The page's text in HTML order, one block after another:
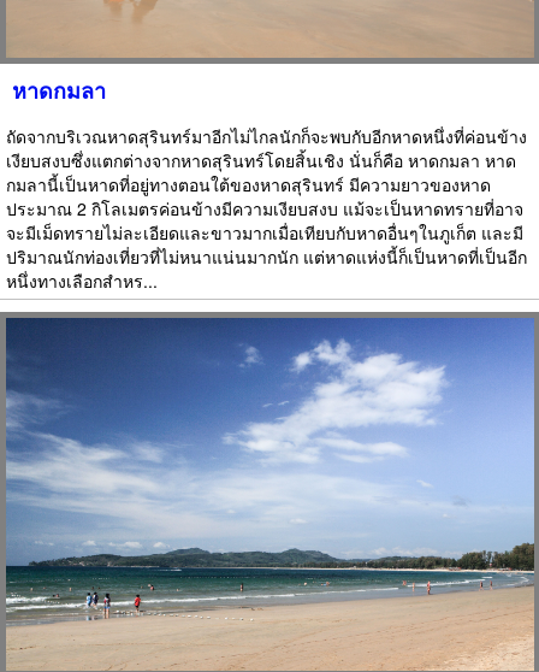
หาดกมลา
ถัดจากบริเวณหาดสุรินทร์มาอีกไม่ไกลนักก็จะพบกับอีกหาดหนึ่งที่ค่อนข้าง
เงียบสงบซึ่งแตกต่างจากหาดสุรินทร์โดยสิ้นเชิง นั่นก็คือ หาดกมลา หาด
กมลานี้เป็นหาดที่อยู่ทางตอนใต้ของหาดสุรินทร์ มีความยาวของหาด
ประมาณ 2 กิโลเมตรค่อนข้างมีความเงียบสงบ แม้จะเป็นหาดทรายที่อาจ
จะมีเม็ดทรายไม่ละเอียดและขาวมากเมื่อเทียบกับหาดอื่นๆในภูเก็ต และมี
ปริมาณนักท่องเที่ยวที่ไม่หนาแน่นมากนัก แต่หาดแห่งนี้ก็เป็นหาดที่เป็นอีก
หนึ่งทางเลือกสำหร...